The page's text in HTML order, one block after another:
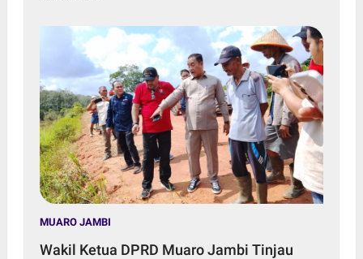
MUARO JAMBI
Wakil Ketua DPRD Muaro Jambi Tinjau